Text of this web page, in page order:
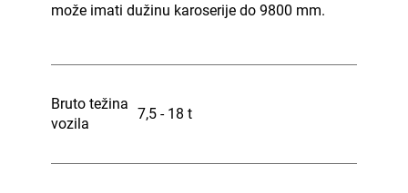
može imati dužinu karoserije do 9800 mm.
Bruto težina
vozila
7,5 - 18 t